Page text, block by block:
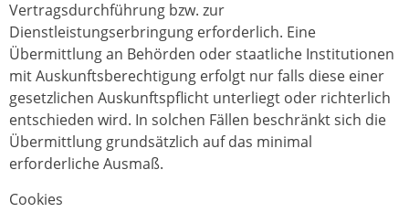
Vertragsdurchführung bzw. zur
Dienstleistungserbringung erforderlich. Eine
Übermittlung an Behörden oder staatliche Institutionen
mit Auskunftsberechtigung erfolgt nur falls diese einer
gesetzlichen Auskunftspflicht unterliegt oder richterlich
entschieden wird. In solchen Fällen beschränkt sich die
Übermittlung grundsätzlich auf das minimal
erforderliche Ausmaß.
Cookies